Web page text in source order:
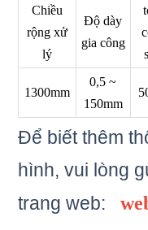
Chiều
rộng xử
lý
Độ dày
gia công
1300mm
0,5 ~
150mm
Để biết thêm
hình, vui lòng
trang web: